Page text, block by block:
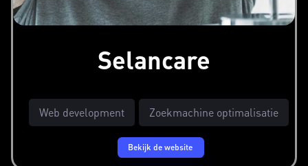
Selancare
Web development Zoekmachine optimalisatie
Bekijk de website